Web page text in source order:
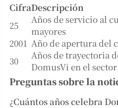
CifraDescripción
25
Años de servicio al
mayores
2001 Año de apertura del
30
Años de trayectoria
DomusVi en el
Preguntas sobre la
¿Cuántos años celebra